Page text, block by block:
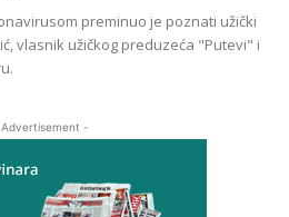
preminuo je poznati užički
vlasnik užičkog preduzeća "Putevi" i
-